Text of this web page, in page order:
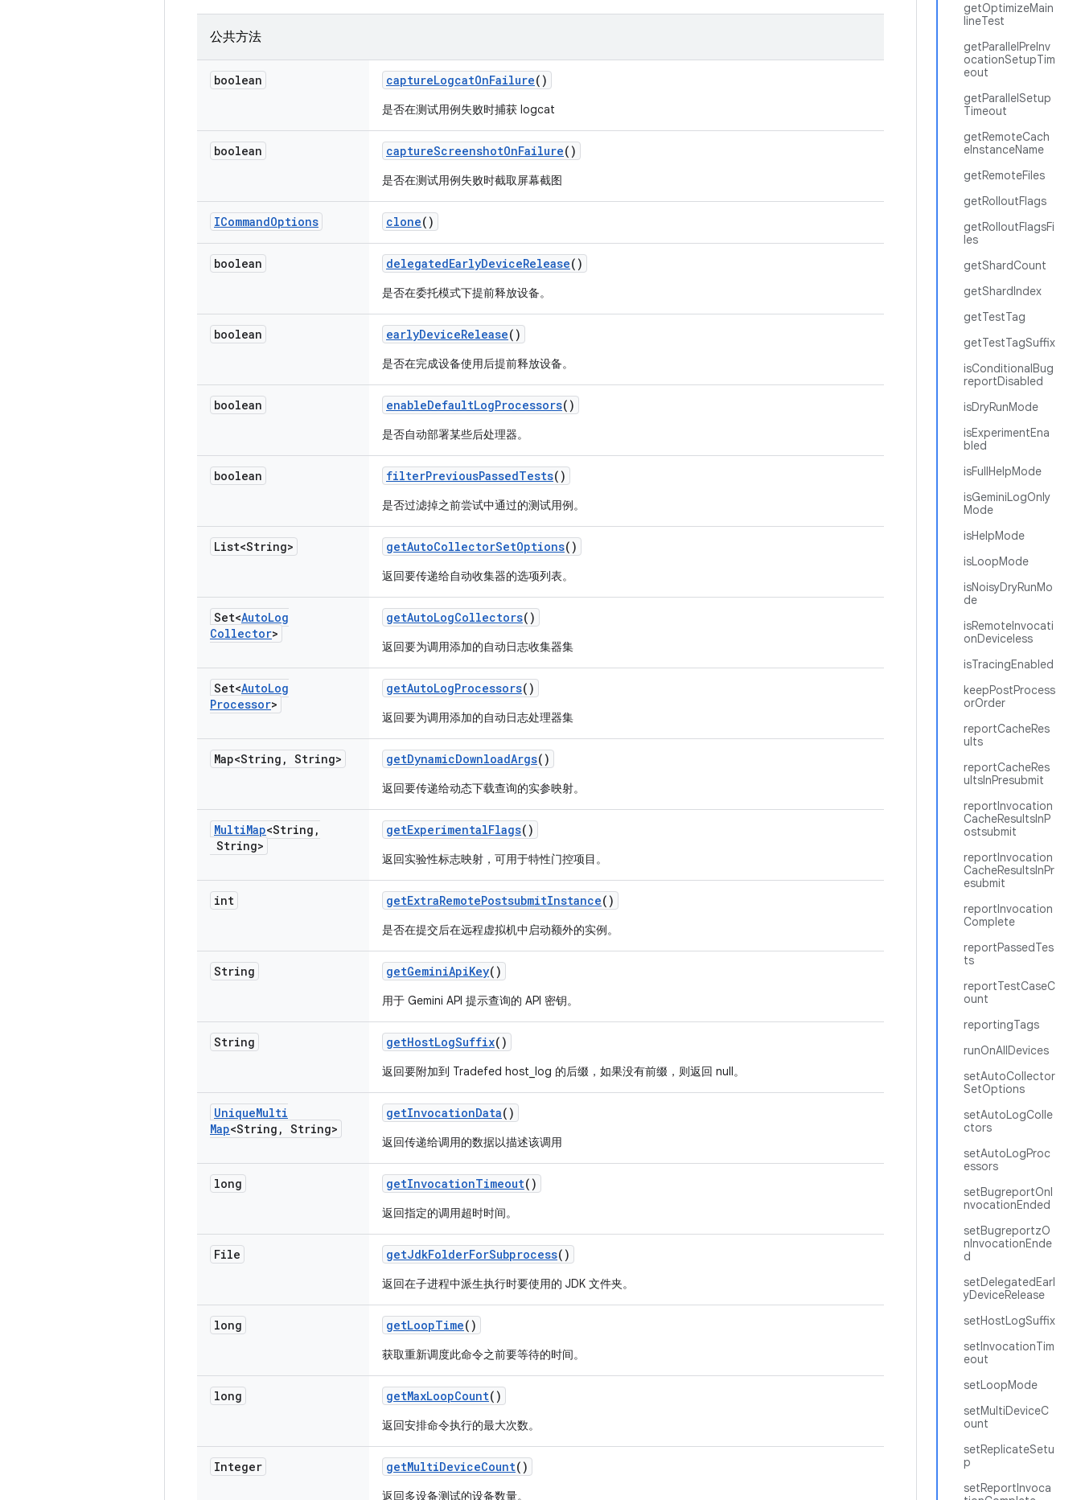
getOptimizeMain
lineTest
getParallelPreInv
ocationSetupTim
eout
getParallelSetup
Timeout
getRemoteCach
eInstanceName
getRemoteFiles
getRolloutFlags
getRolloutFlagsFi
les
getShardCount
getShardIndex
getTestTag
getTestTagSuffix
isConditionalBug
reportDisabled
isDryRunMode
isExperimentEna
bled
isFullHelpMode
isGeminiLogOnly
Mode
isHelpMode
isLoopMode
isNoisyDryRunMo
de
isRemoteInvocati
onDeviceless
isTracingEnabled
keepPostProcess
orOrder
reportCacheRes
ults
reportCacheRes
ultsInPresubmit
reportInvocation
CacheResultsInP
ostsubmit
reportInvocation
CacheResultsInPr
esubmit
reportInvocation
Complete
reportPassedTes
ts
reportTestCaseC
ount
reportingTags
runOnAllDevices
setAutoCollector
SetOptions
setAutoLogColle
ctors
setAutoLogProc
essors
setBugreportOnI
nvocationEnded
setBugreportzO
nInvocationEnde
d
setDelegatedEarl
yDeviceRelease
setHostLogSuffix
setInvocationTim
eout
setLoopMode
setMultiDeviceC
ount
setReplicateSetu
p
setReportInvoca
公共方法
boolean captureLogcatOnFailure()
是否在测试用例失败时捕获 logcat
boolean captureScreenshotOnFailure()
是否在测试用例失败时截取屏幕截图
ICommandOptions clone()
boolean delegatedEarlyDeviceRelease()
是否在委托模式下提前释放设备。
boolean earlyDeviceRelease()
是否在完成设备使用后提前释放设备。
boolean enableDefaultLogProcessors()
是否自动部署某些后处理器。
boolean filterPreviousPassedTests()
是否过滤掉之前尝试中通过的测试用例。
List<String> getAutoCollectorSetOptions()
返回要传递给自动收集器的选项列表。
Set<AutoLog
Collector>
getAutoLogCollectors()
返回要为调用添加的自动日志收集器集
Set<AutoLog
Processor>
getAutoLogProcessors()
返回要为调用添加的自动日志处理器集
Map<String , String> getDynamicDownloadArgs()
返回要传递给动态下载查询的实参映射。
MultiMap<String ,
String>
getExperimentalFlags()
返回实验性标志映射，可用于特性门控项目。
int getExtraRemotePostsubmitInstance()
是否在提交后在远程虚拟机中启动额外的实例。
String getGeminiApiKey()
用于 Gemini API 提示查询的 API 密钥。
String getHostLogSuffix()
返回要附加到 Tradefed host_log 的后缀，如果没有前缀，则返回 null。
UniqueMulti
Map<String , String>
getInvocationData()
返回传递给调用的数据以描述该调用
long getInvocationTimeout()
返回指定的调用超时时间。
File getJdkFolderForSubprocess()
返回在子进程中派生执行时要使用的 JDK 文件夹。
long getLoopTime()
获取重新调度此命令之前要等待的时间。
long getMaxLoopCount()
返回安排命令执行的最大次数。
Integer getMultiDeviceCount()
返回多设备测试的设备数量。